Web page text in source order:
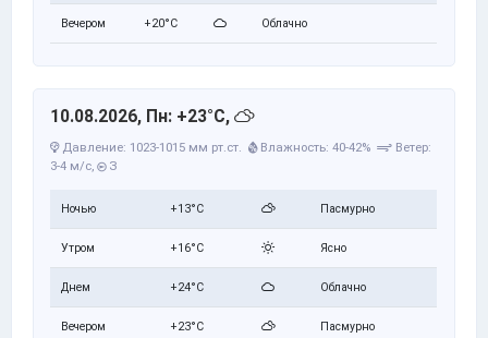
Вечером +20°C Облачно
10.08.2026, Пн: +23°C,
Давление: 1023-1015 мм рт.ст. Влажность: 40-42%
Ветер:
3-4 м/с, З
Ночью +13°C Пасмурно
Утром +16°C Ясно
Днем +24°C Облачно
Вечером +23°C Пасмурно